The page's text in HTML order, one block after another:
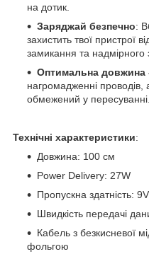
на дотик.
Заряджай безпечно:
захистить твої пристрої
замикання та надмірного
Оптимальна довжина
нагромадженні
обмежений у пересуванні.
Технічні характеристики:
Довжина: 100 см
Power Delivery: 27W
Пропускна здатність:
Швидкість передачі
Кабель з безкисневої
фольгою